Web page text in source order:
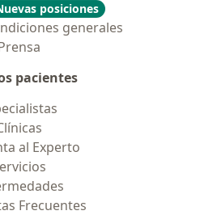
posiciones
generales
pacientes
al Experto
Frecuentes